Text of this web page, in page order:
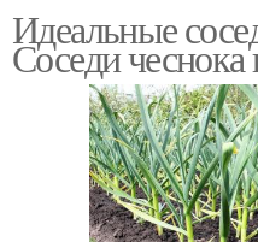
Идеальные
Соседи чеснока